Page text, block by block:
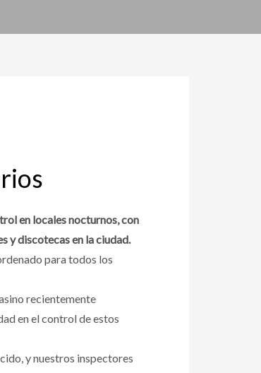
en locales nocturnos, con
y discotecas en la ciudad.
para todos los
recientemente
en el control de estos
y nuestros inspectores